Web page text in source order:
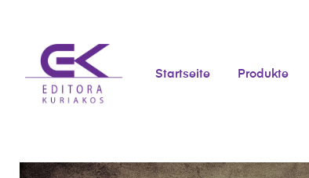
Startseite Produkte